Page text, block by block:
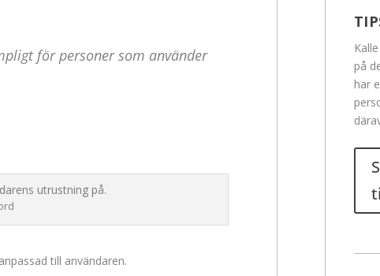
för personer som använder
till användaren.
på
har